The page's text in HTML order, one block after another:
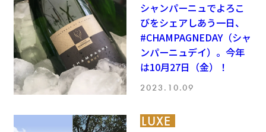
シャンパーニュでよろこ
びをシェアしあう一日、
#CHAMPAGNEDAY（シャ
ンパーニュデイ）。今年
は10月27日（金）！
2023.10.09
LUXE